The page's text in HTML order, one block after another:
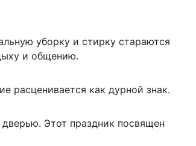
уборку и стирку стараются
и общению.
расценивается как дурной знак.
Этот праздник посвящен